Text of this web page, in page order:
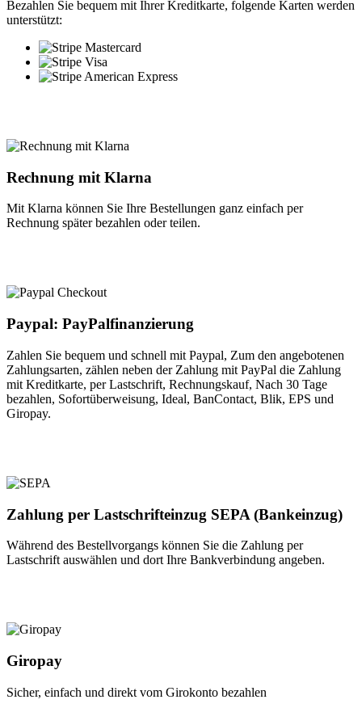
Bezahlen Sie bequem mit Ihrer Kreditkarte, folgende Karten werden
unterstützt:
Rechnung mit Klarna
Mit Klarna können Sie Ihre Bestellungen ganz einfach per
Rechnung später bezahlen oder teilen.
Paypal: PayPalfinanzierung
Zahlen Sie bequem und schnell mit Paypal, Zum den angebotenen
Zahlungsarten, zählen neben der Zahlung mit PayPal die Zahlung
mit Kreditkarte, per Lastschrift, Rechnungskauf, Nach 30 Tage
bezahlen, Sofortüberweisung, Ideal, BanContact, Blik, EPS und
Giropay.
Zahlung per Lastschrifteinzug SEPA (Bankeinzug)
Während des Bestellvorgangs können Sie die Zahlung per
Lastschrift auswählen und dort Ihre Bankverbindung angeben.
Giropay
Sicher, einfach und direkt vom Girokonto bezahlen